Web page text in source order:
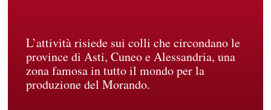
L’attività risiede sui colli che circondano le
province di Asti, Cuneo e Alessandria, una
zona famosa in tutto il mondo per la
produzione del Morando.